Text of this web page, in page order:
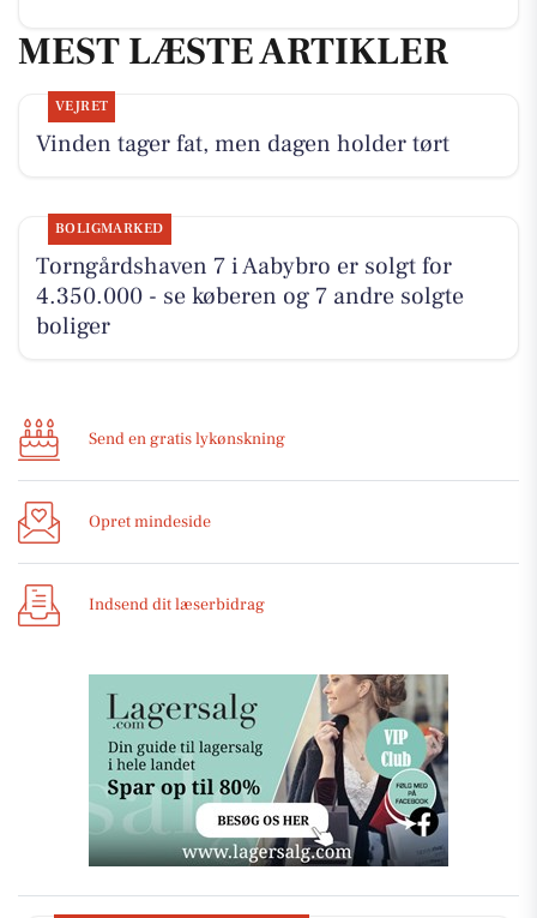
MEST LÆSTE ARTIKLER
VEJRET
Vinden tager fat, men dagen holder tørt
BOLIGMARKED
Torngårdshaven 7 i Aabybro er solgt for
4.350.000 - se køberen og 7 andre solgte
boliger
Send en gratis lykønskning
Opret mindeside
Indsend dit læserbidrag